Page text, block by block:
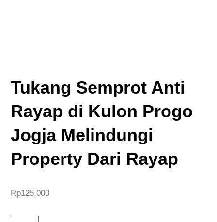
Tukang Semprot Anti
Rayap di Kulon Progo
Jogja Melindungi
Property Dari Rayap
Rp125.000